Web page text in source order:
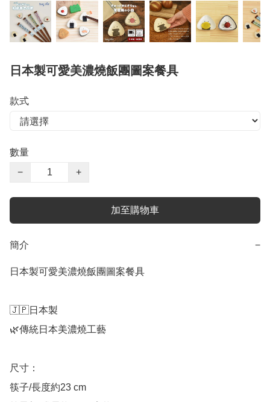
日本製可愛美濃燒飯團圖案餐具
款式
數量
−
+
加至購物車
簡介 −
日本製可愛美濃燒飯團圖案餐具
🇯🇵日本製
🌿傳統日本美濃燒工藝
尺寸：
筷子/長度約23 cm